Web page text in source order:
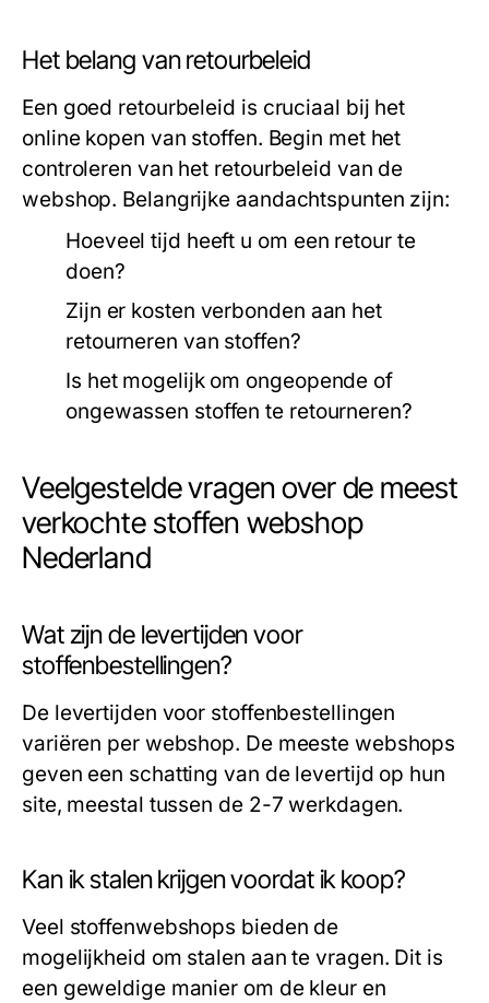
Het belang van retourbeleid
Een goed retourbeleid is cruciaal bij het
online kopen van stoffen. Begin met het
controleren van het retourbeleid van de
webshop. Belangrijke aandachtspunten zijn:
Hoeveel tijd heeft u om een retour te
doen?
Zijn er kosten verbonden aan het
retourneren van stoffen?
Is het mogelijk om ongeopende of
ongewassen stoffen te retourneren?
Veelgestelde vragen over de meest
verkochte stoffen webshop
Nederland
Wat zijn de levertijden voor
stoffenbestellingen?
De levertijden voor stoffenbestellingen
variëren per webshop. De meeste webshops
geven een schatting van de levertijd op hun
site, meestal tussen de 2-7 werkdagen.
Kan ik stalen krijgen voordat ik koop?
Veel stoffenwebshops bieden de
mogelijkheid om stalen aan te vragen. Dit is
een geweldige manier om de kleur en